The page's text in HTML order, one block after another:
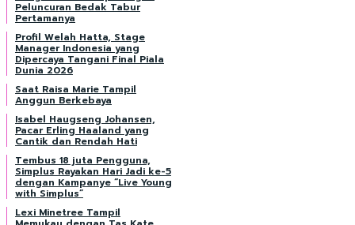
Peluncuran Bedak Tabur
Pertamanya
Profil Welah Hatta, Stage
Manager Indonesia yang
Dipercaya Tangani Final Piala
Dunia 2026
Saat Raisa Marie Tampil
Anggun Berkebaya
Isabel Haugseng Johansen,
Pacar Erling Haaland yang
Cantik dan Rendah Hati
Tembus 18 juta Pengguna,
Simplus Rayakan Hari Jadi ke-5
dengan Kampanye “Live Young
with Simplus”
Lexi Minetree Tampil